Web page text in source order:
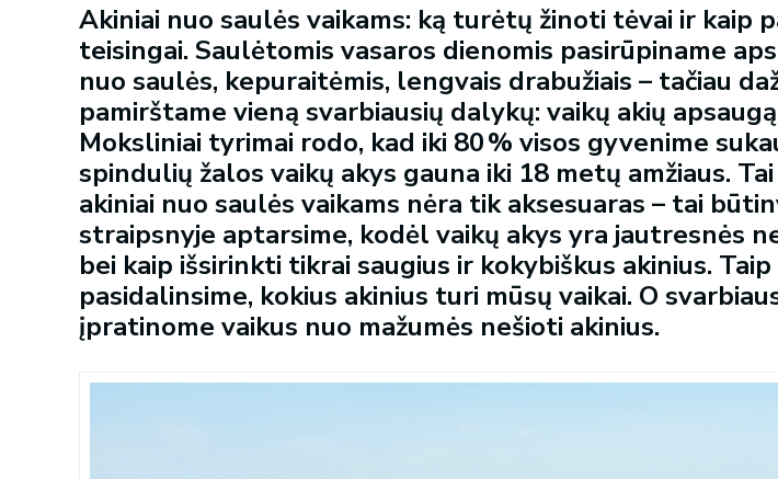
Akiniai nuo saulės vaikams: ką turėtų žinoti tėvai ir kaip
teisingai. Saulėtomis vasaros dienomis pasirūpiname
nuo saulės, kepuraitėmis, lengvais drabužiais – tačiau
pamirštame vieną svarbiausių dalykų: vaikų akių
Moksliniai tyrimai rodo, kad iki 80 % visos gyvenime
spindulių žalos vaikų akys gauna iki 18 metų amžiaus.
akiniai nuo saulės vaikams nėra tik aksesuaras – tai
straipsnyje aptarsime, kodėl vaikų akys yra jautresnės
bei kaip išsirinkti tikrai saugius ir kokybiškus akinius.
pasidalinsime, kokius akinius turi mūsų vaikai. O
įpratinome vaikus nuo mažumės nešioti akinius.